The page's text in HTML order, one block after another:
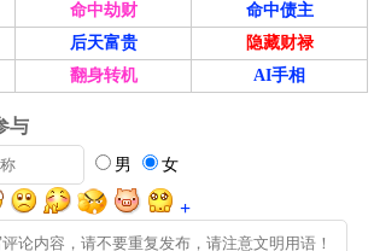
命中劫财
命中债主
后天富贵
隐藏财禄
翻身转机 AI手相